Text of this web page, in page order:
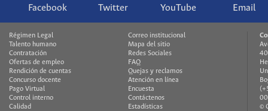
Facebook Twitter YouTube Email
Régimen Legal
Talento humano
Contratación
Ofertas de empleo
Rendición de cuentas
Concurso docente
Pago Virtual
Control interno
Calidad
Correo institucional
Mapa del sitio
Redes Sociales
FAQ
Quejas y reclamos
Atención en línea
Encuesta
Contáctenos
Estadísticas
©